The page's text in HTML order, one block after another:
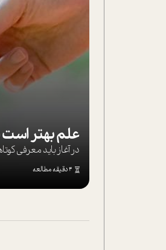
علم بهتر است
در آغاز باید معرفی
4 دقیقه مطالعه